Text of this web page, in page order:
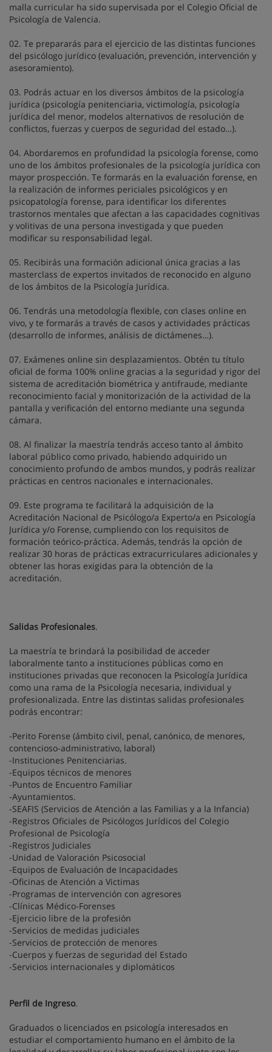
malla curricular ha sido supervisada por el Colegio Oficial de
Psicología de Valencia.
02. Te prepararás para el ejercicio de las distintas funciones
del psicólogo jurídico (evaluación, prevención, intervención y
asesoramiento).
03. Podrás actuar en los diversos ámbitos de la psicología
jurídica (psicología penitenciaria, victimología, psicología
jurídica del menor, modelos alternativos de resolución de
conflictos, fuerzas y cuerpos de seguridad del estado…).
04. Abordaremos en profundidad la psicología forense, como
uno de los ámbitos profesionales de la psicología jurídica con
mayor prospección. Te formarás en la evaluación forense, en
la realización de informes periciales psicológicos y en
psicopatología forense, para identificar los diferentes
trastornos mentales que afectan a las capacidades cognitivas
y volitivas de una persona investigada y que pueden
modificar su responsabilidad legal.
05. Recibirás una formación adicional única gracias a las
masterclass de expertos invitados de reconocido en alguno
de los ámbitos de la Psicología Jurídica.
06. Tendrás una metodología flexible, con clases online en
vivo, y te formarás a través de casos y actividades prácticas
(desarrollo de informes, análisis de dictámenes…).
07. Exámenes online sin desplazamientos. Obtén tu título
oficial de forma 100% online gracias a la seguridad y rigor del
sistema de acreditación biométrica y antifraude, mediante
reconocimiento facial y monitorización de la actividad de la
pantalla y verificación del entorno mediante una segunda
cámara.
08. Al finalizar la maestría tendrás acceso tanto al ámbito
laboral público como privado, habiendo adquirido un
conocimiento profundo de ambos mundos, y podrás realizar
prácticas en centros nacionales e internacionales.
09. Este programa te facilitará la adquisición de la
Acreditación Nacional de Psicólogo/a Experto/a en Psicología
Jurídica y/o Forense, cumpliendo con los requisitos de
formación teórico-práctica. Además, tendrás la opción de
realizar 30 horas de prácticas extracurriculares adicionales y
obtener las horas exigidas para la obtención de la
acreditación.
Salidas Profesionales.
La maestría te brindará la posibilidad de acceder
laboralmente tanto a instituciones públicas como en
instituciones privadas que reconocen la Psicología Jurídica
como una rama de la Psicología necesaria, individual y
profesionalizada. Entre las distintas salidas profesionales
podrás encontrar:
-Perito Forense (ámbito civil, penal, canónico, de menores,
contencioso-administrativo, laboral)
-Instituciones Penitenciarias.
-Equipos técnicos de menores
-Puntos de Encuentro Familiar
-Ayuntamientos.
-SEAFIS (Servicios de Atención a las Familias y a la Infancia)
-Registros Oficiales de Psicólogos Jurídicos del Colegio
Profesional de Psicología
-Registros Judiciales
-Unidad de Valoración Psicosocial
-Equipos de Evaluación de Incapacidades
-Oficinas de Atención a Victimas
-Programas de intervención con agresores
-Clínicas Médico-Forenses
-Ejercicio libre de la profesión
-Servicios de medidas judiciales
-Servicios de protección de menores
-Cuerpos y fuerzas de seguridad del Estado
-Servicios internacionales y diplomáticos
Perfil de Ingreso.
Graduados o licenciados en psicología interesados en
estudiar el comportamiento humano en el ámbito de la